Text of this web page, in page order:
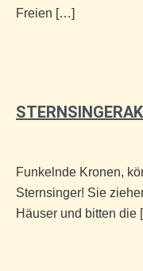
Freien […]
Funkelnde Kronen,
Sternsinger! Sie
Häuser und bitten die